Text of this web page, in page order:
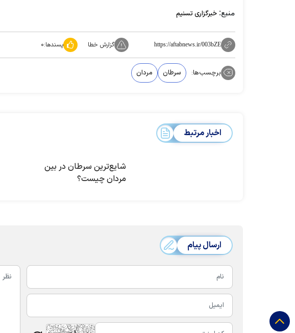
منبع: خبرگزاری تسنیم
https://aftabnews.ir/003bZE گزارش خطا پسندها:۰
برچسب‌ها: سرطان مردان
اخبار مرتبط
شایع‌ترین سرطان در بین
مردان چیست؟
ارسال پیام